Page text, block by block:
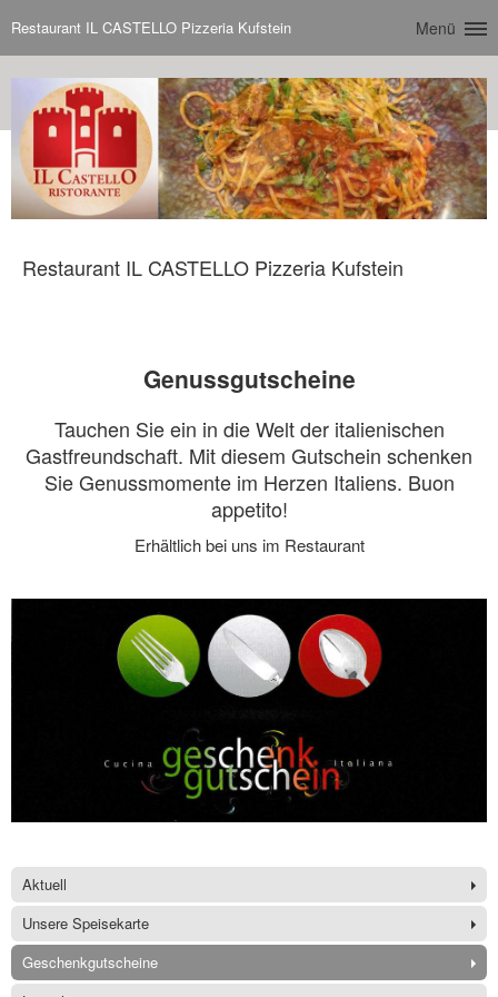
Restaurant IL CASTELLO Pizzeria Kufstein Menü
Restaurant IL CASTELLO Pizzeria Kufstein
Genussgutscheine
Tauchen Sie ein in die Welt der italienischen
Gastfreundschaft. Mit diesem Gutschein schenken
Sie Genussmomente im Herzen Italiens. Buon
appetito!
Erhältlich bei uns im Restaurant
Aktuell
Unsere Speisekarte
Geschenkgutscheine